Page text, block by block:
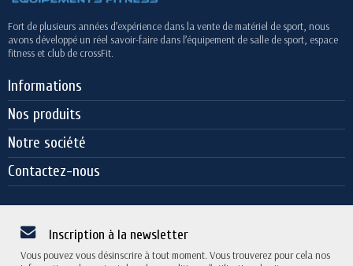
Fort de plusieurs années d’expérience dans la vente de matériel de sport, nous
avons développé un réel savoir-faire dans l’équipement de salle de sport, espace
fitness et club de crossFit.
Informations
Nos produits
Notre société
Contactez-nous
Inscription à la newsletter
Vous pouvez vous désinscrire à tout moment. Vous trouverez pour cela nos